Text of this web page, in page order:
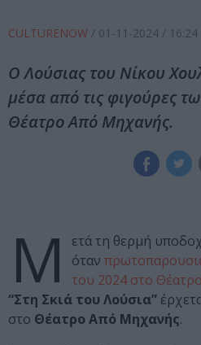
CULTURENOW / 01-11-2024 / 16:24
Ο Λούσιας του Νίκου
μέσα από τις φιγούρες
Θέατρο Από Μηχανής.
Μ
ετά τη θερμή
όταν
του 2024 στο
“Στη Σκιά του Λούσια”
στο Θέατρο Από Μηχανής.